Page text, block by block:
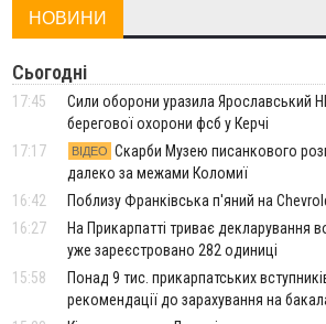
НОВИНИ
Сьогодні
17:45
Сили оборони уразила Ярославський
берегової охорони фсб у Керчі
17:17
ВІДЕО Скарби Музею писанкового
далеко за межами Коломиї
16:42
Поблизу Франківська п'яний на
16:27
На Прикарпатті триває декларування
уже зареєстровано 282 одиниці
15:58
Понад 9 тис. прикарпатських
рекомендації до зарахування на